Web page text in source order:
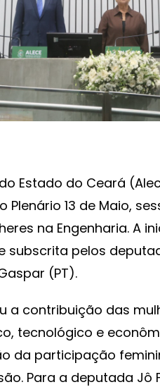
Estado do Ceará
13 de Maio,
na Engenharia. A
subscrita pelos
(PT).
a contribuição das
tecnológico e
da participação
Para a deputada Jô